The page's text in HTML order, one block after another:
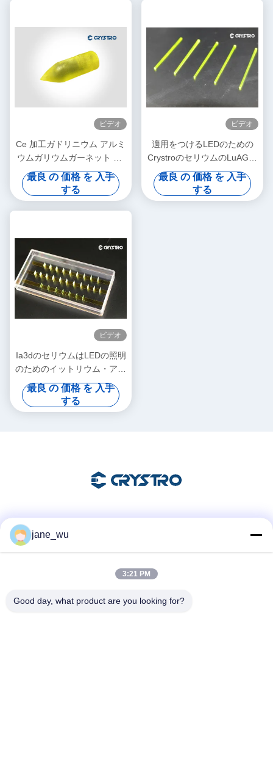
ビデオ
Ce 加工ガドリニウム アルミ
ウムガリウムガーネット Ce
GAGG シングルクリスタル
最良 の 価格 を 入手
する
ビデオ
適用をつけるLEDのための
CrystroのセリウムのLuAGの
透明な単結晶
最良 の 価格 を 入手
する
ビデオ
Ia3dのセリウムはLEDの照明
のためのイットリウム・アル
ミニウム・ガーネットを添加
した
最良 の 価格 を 入手
する
jane_wu
3:21 PM
Good day, what product are you looking for?